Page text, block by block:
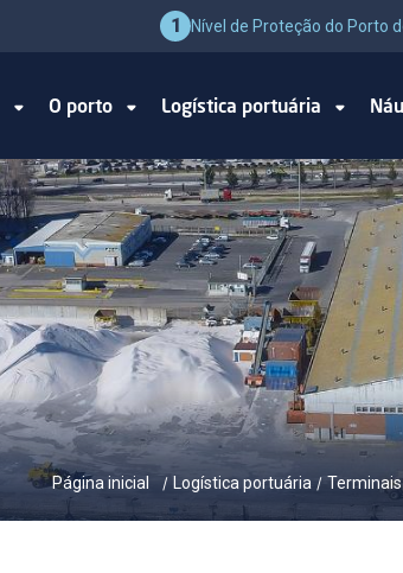
1 Nível de Proteção do Porto
O porto Logística portuária
Página inicial / Logística portuária / Terminais